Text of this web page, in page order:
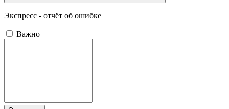
Экспресс - отчёт об ошибке
Важно